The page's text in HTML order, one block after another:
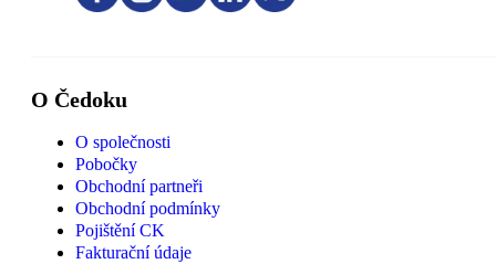
O Čedoku
O společnosti
Pobočky
Obchodní partneři
Obchodní podmínky
Pojištění CK
Fakturační údaje